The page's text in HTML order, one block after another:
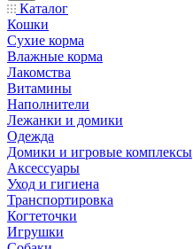
Каталог
Кошки
Сухие корма
Влажные корма
Лакомства
Витамины
Наполнители
Лежанки и домики
Одежда
Домики и игровые комплексы
Аксессуары
Уход и гигиена
Транспортировка
Когтеточки
Игрушки